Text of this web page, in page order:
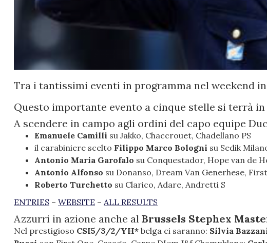
Tra i tantissimi eventi in programma nel weekend
Questo importante evento a cinque stelle si terrà in
A scendere in campo agli ordini del capo equipe
Emanuele Camilli su Jakko, Chaccrouet, Chadellano PS
il carabiniere scelto Filippo Marco Bologni su Sedik
Antonio Maria Garofalo su Conquestador, Hope van de
Antonio Alfonso su Donanso, Dream Van Generhese,
Roberto Turchetto su Clarico, Adare, Andretti S
ENTRIES – WEBSITE – ALL RESULTS
Azzurri in azione anche al Brussels Stephex
Nel prestigioso CSI5/3/2/YH* belga ci saranno: Silvia